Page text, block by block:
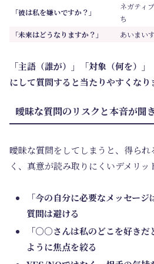
「彼は私を嫌いですか？」
ネガティ
ち
「未来はどうなりますか？」
あいまい
「主語（誰が）」「対象（何を）
にして質問すると当たりやすくなり
曖昧な質問のリスクと本音が聞
曖昧な質問をしてしまうと、得ら
く、真意が読み取りにくいデメリッ
「今の自分に必要なメッセー
質問は避ける
「○○さんは私のどこを好きだ
ように焦点を絞る